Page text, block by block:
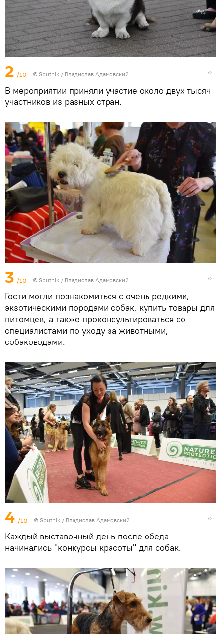
2 /10 © Sputnik / Владислав Адамовский
В мероприятии приняли участие около двух тысяч
участников из разных стран.
3 /10 © Sputnik / Владислав Адамовский
Гости могли познакомиться с очень редкими,
экзотическими породами собак, купить товары для
питомцев, а также проконсультироваться со
специалистами по уходу за животными,
собаководами.
4 /10 © Sputnik / Владислав Адамовский
Каждый выставочный день после обеда
начинались "конкурсы красоты" для собак.